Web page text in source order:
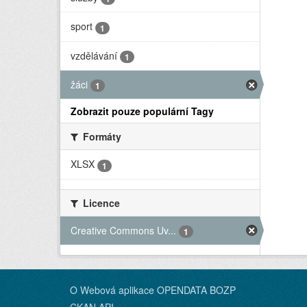
sport 1
vzdělávání 1
žáci 1
Zobrazit pouze populární Tagy
Formáty
XLSX
1
Licence
Creative Commons Uv...
1
O Webová aplikace OPENDATA BOZP